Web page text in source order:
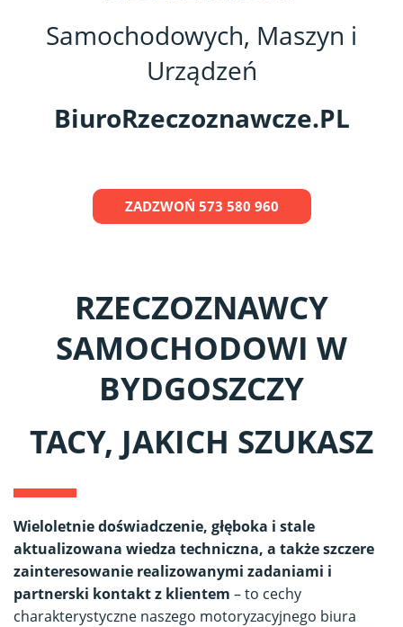
Samochodowych, Maszyn i
Urządzeń
BiuroRzeczoznawcze.PL
ZADZWOŃ 573 580 960
RZECZOZNAWCY
SAMOCHODOWI W
BYDGOSZCZY
TACY, JAKICH SZUKASZ
Wieloletnie doświadczenie, głęboka i stale
aktualizowana wiedza techniczna, a także szczere
zainteresowanie realizowanymi zadaniami i
partnerski kontakt z klientem – to cechy
charakterystyczne naszego motoryzacyjnego biura